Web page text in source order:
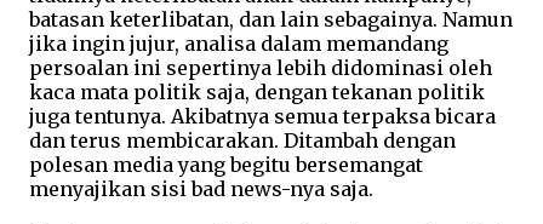
batasan keterlibatan, dan lain sebagainya. Namun
jika ingin jujur, analisa dalam memandang
persoalan ini sepertinya lebih didominasi oleh
kaca mata politik saja, dengan tekanan politik
juga tentunya. Akibatnya semua terpaksa bicara
dan terus membicarakan. Ditambah dengan
polesan media yang begitu bersemangat
menyajikan sisi bad news-nya saja.